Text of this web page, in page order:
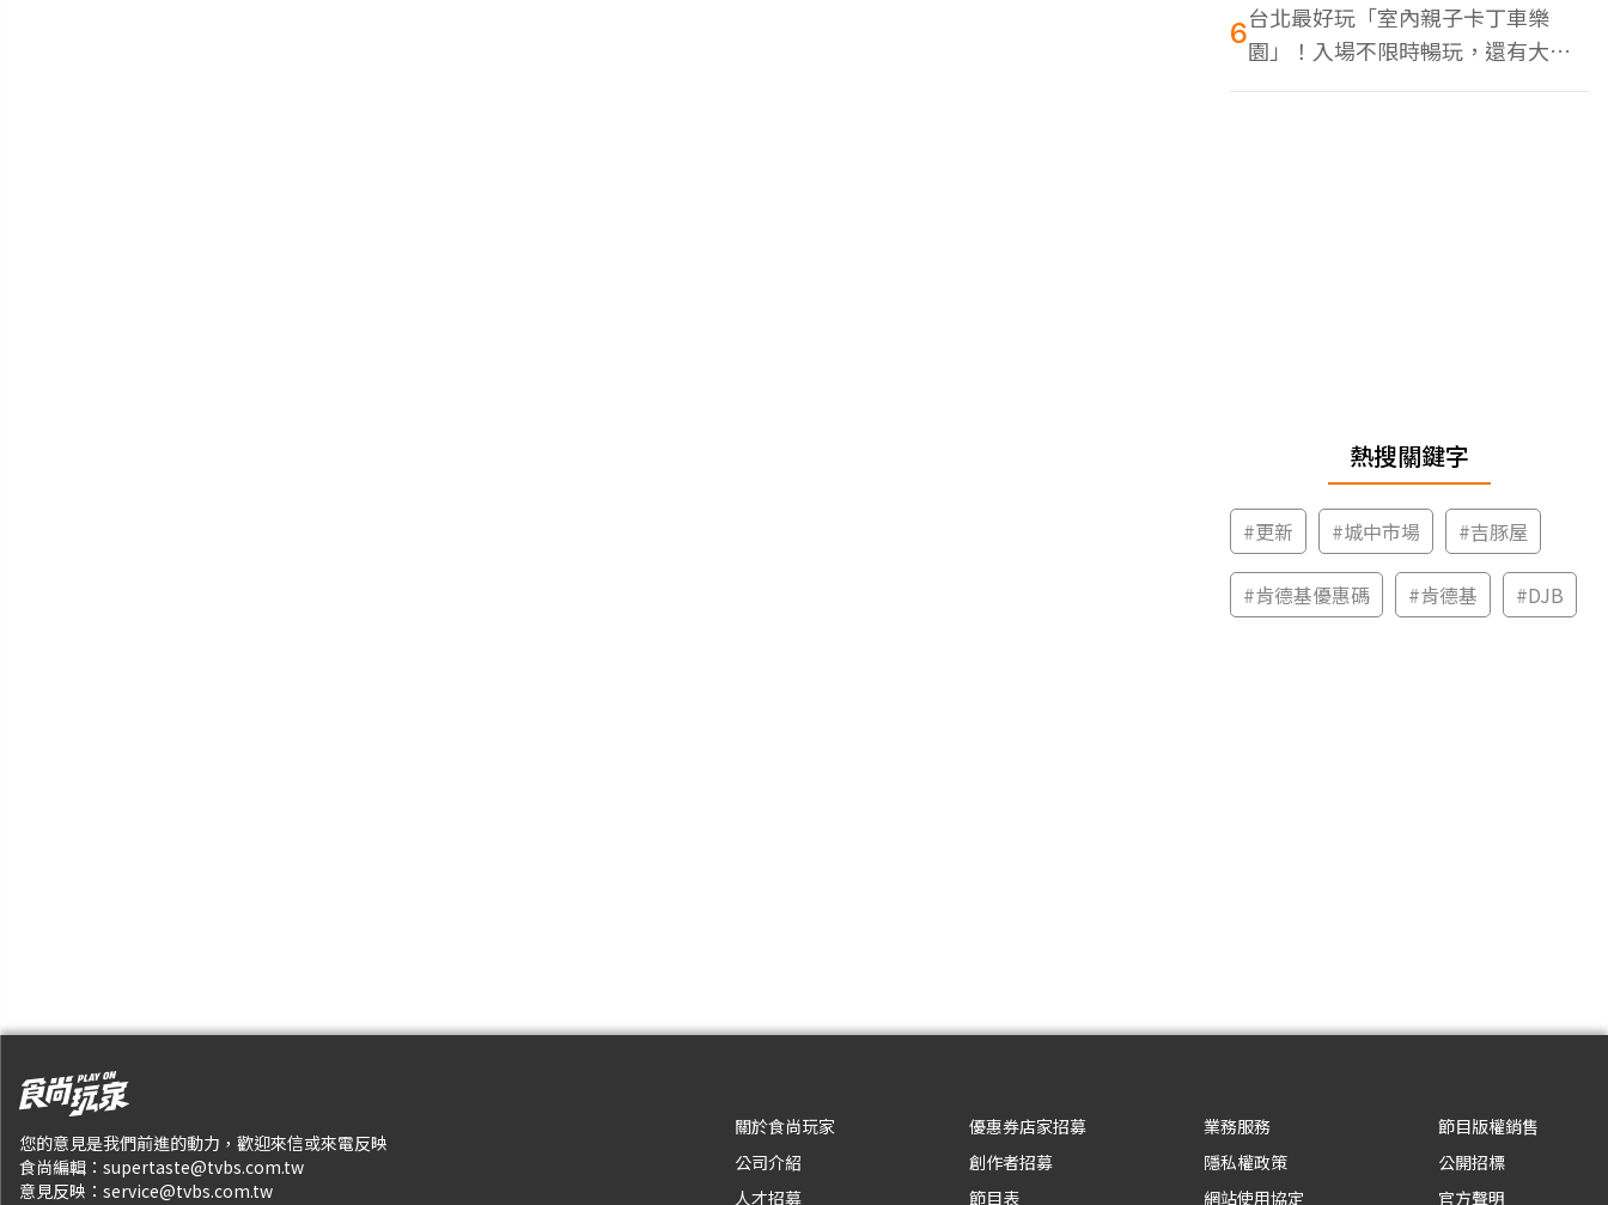
6台北最好玩「室內親子卡丁車樂
園」！入場不限時暢玩，還有大螢
幕Switch遊戲區
熱搜關鍵字
#更新 #城中市場 #吉豚屋
#肯德基優惠碼 #肯德基 #DJB
您的意見是我們前進的動力，歡迎來信或來電反映
食尚編輯： supertaste@tvbs.com.tw
意見反映： service@tvbs.com.tw
關於食尚玩家
公司介紹
人才招募
優惠券店家招募
創作者招募
節目表
業務服務
隱私權政策
網站使用協定
節目版權銷售
公開招標
官方聲明